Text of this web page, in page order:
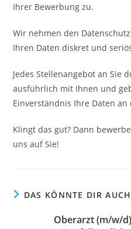
Ihrer Bewerbung zu.
Wir nehmen den
Ihren Daten diskret und
Jedes Stellenangebot an Sie
ausführlich mit Ihnen und
Einverständnis Ihre Daten
Klingt das gut? Dann
uns auf Sie!
DAS KÖNNTE DIR
Oberarzt (m/w/